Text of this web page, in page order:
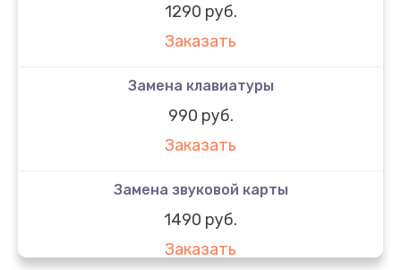
1290 руб.
Заказать
Замена клавиатуры
990 руб.
Заказать
Замена звуковой карты
1490 руб.
Заказать